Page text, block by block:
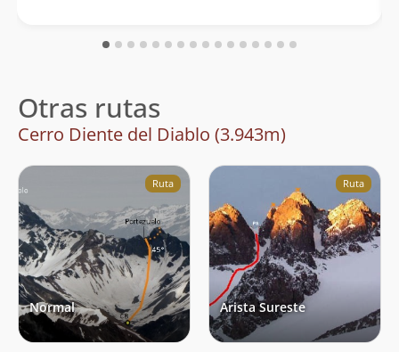
Otras rutas
Cerro Diente del Diablo (3.943m)
Ruta
Normal
Ruta
Arista Sureste